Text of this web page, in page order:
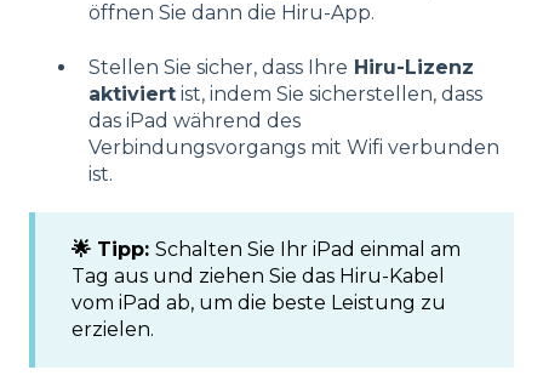
öffnen Sie dann die Hiru-App.
Stellen Sie sicher, dass Ihre Hiru-Lizenz
aktiviert ist, indem Sie sicherstellen, dass
das iPad während des
Verbindungsvorgangs mit Wifi verbunden
ist.
🌟 Tipp: Schalten Sie Ihr iPad einmal am
Tag aus und ziehen Sie das Hiru-Kabel
vom iPad ab, um die beste Leistung zu
erzielen.